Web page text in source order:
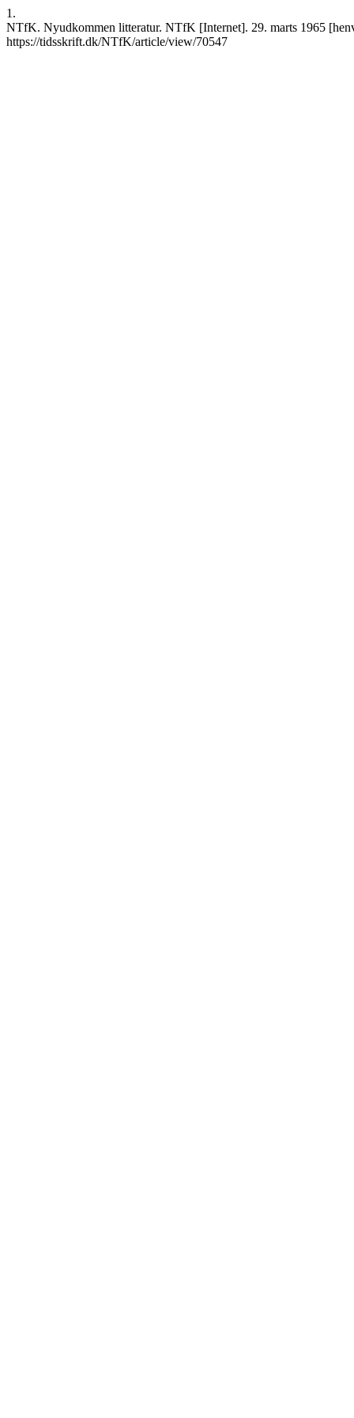
1.
NTfK. Nyudkommen litteratur. NTfK [Internet]. 29. marts 1965
https://tidsskrift.dk/NTfK/article/view/70547